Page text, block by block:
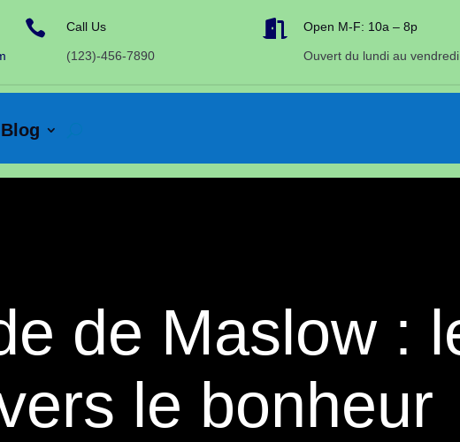
 Call Us
(123)-456-7890
 Open M-F: 10a – 8p
Ouvert du lundi au vendredi
Blog
de Maslow :
le bonheur